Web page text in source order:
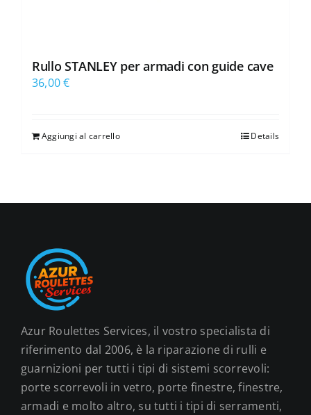
Rullo STANLEY per armadi con guide cave
36,00€
Aggiungi al carrello Details
Azur Roulettes Services, il vostro specialista di
riferimento dal 2006, è la riparazione di rulli e
guarnizioni per tutti i tipi di sistemi scorrevoli:
porte scorrevoli in vetro, porte finestre, finestre,
armadi e molto altro, su tutti i tipi di serramenti,